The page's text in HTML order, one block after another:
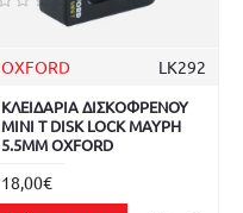
OXFORD LK292
ΚΛΕΙΔΑΡΙΑ ΔΙΣΚΟΦΡΕΝΟΥ
MINI T DISK LOCK ΜΑΥΡΗ
5.5MM OXFORD
18,00€